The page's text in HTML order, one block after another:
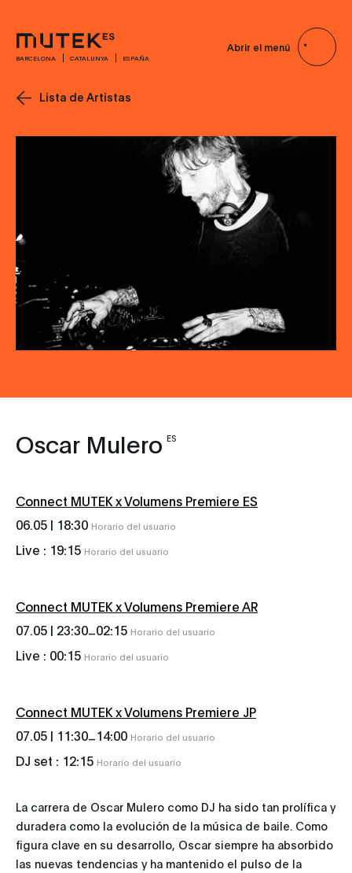
BARCELONA CATALUNYA ESPAÑA
Abrir el menú
Lista de Artistas
Oscar Mulero ES
Connect MUTEK x Volumens Premiere ES
06.05 | 18:30 Horario del usuario
Live : 19:15 Horario del usuario
Connect MUTEK x Volumens Premiere AR
07.05 | 23:30 02:15 Horario del usuario
Live : 00:15 Horario del usuario
Connect MUTEK x Volumens Premiere JP
07.05 | 11:30 14:00 Horario del usuario
DJ set : 12:15 Horario del usuario
La carrera de Oscar Mulero como DJ ha sido tan prolífica y
duradera como la evolución de la música de baile. Como
figura clave en su desarrollo, Oscar siempre ha absorbido
las nuevas tendencias y ha mantenido el pulso de la